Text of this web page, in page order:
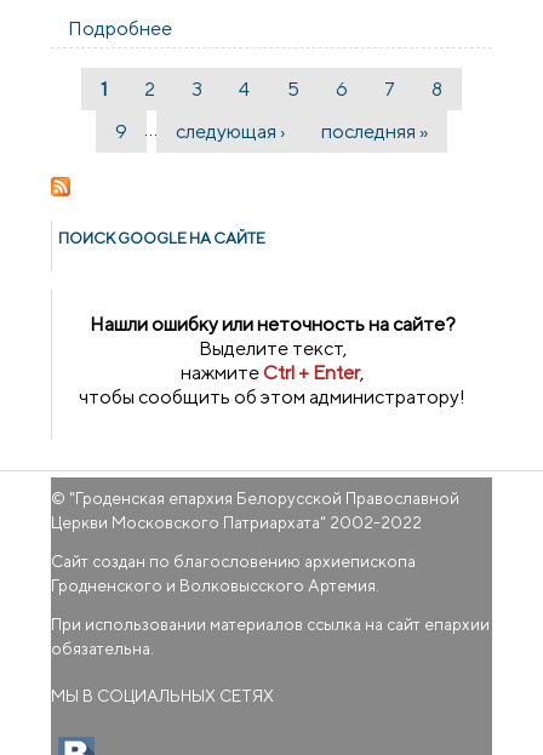
Подробнее
провели беседу в 31-й школе города
Страницы
1 2 3 4 5 6 7
8
9
… следующая › последняя »
ПОИСК GOОGLE НА САЙТЕ
Нашли ошибку или неточность на сайте?
Выделите текст,
нажмитеCtrl + Enter,
чтобы сообщить об этом администратору!
© "Гроденская епархия Белорусской Православной
Церкви Московского Патриархата" 2002-2022
Сайт создан по благословению архиепископа
Гродненского и Волковысского Артемия.
При использовании материалов ссылка на сайт епархии
обязательна.
МЫ В СОЦИАЛЬНЫХ СЕТЯХ